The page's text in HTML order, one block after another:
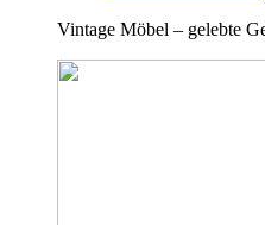
Vintage Möbel – gelebte